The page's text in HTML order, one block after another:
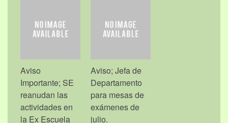
Aviso
Importante; SE
reanudan las
actividades en
la Ex Escuela
Aviso; Jefa de
Departamento
para mesas de
exámenes de
julio.